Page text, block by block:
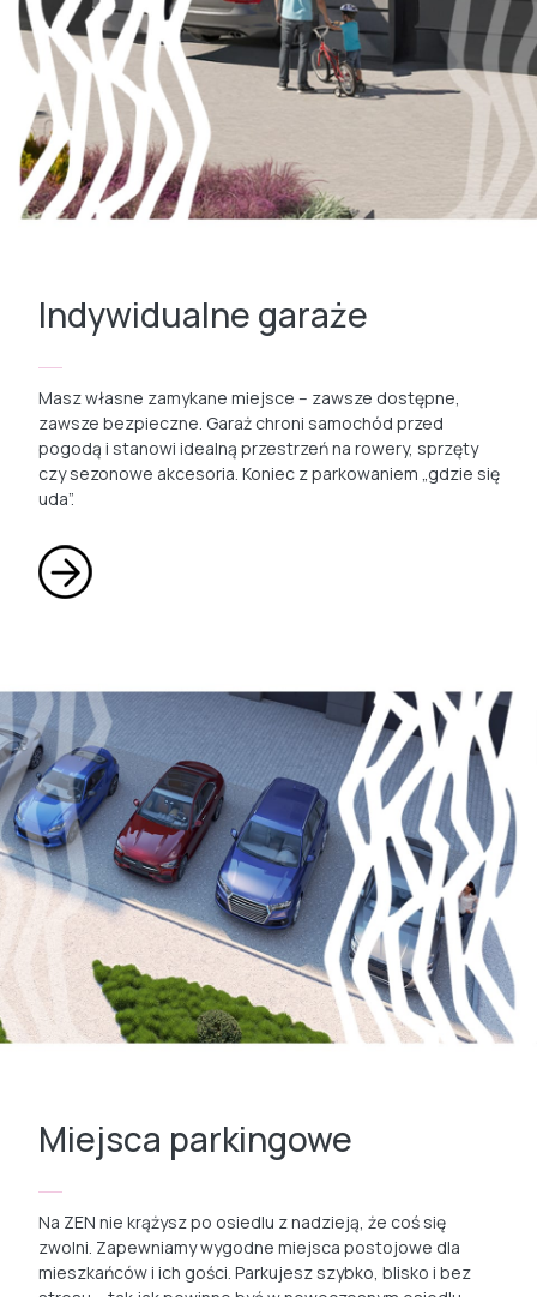
Indywidualne garaże
Masz własne zamykane miejsce – zawsze dostępne,
zawsze bezpieczne. Garaż chroni samochód przed
pogodą i stanowi idealną przestrzeń na rowery, sprzęty
czy sezonowe akcesoria. Koniec z parkowaniem „gdzie się
uda”.
Miejsca parkingowe
Na ZEN nie krążysz po osiedlu z nadzieją, że coś się
zwolni. Zapewniamy wygodne miejsca postojowe dla
mieszkańców i ich gości. Parkujesz szybko, blisko i bez